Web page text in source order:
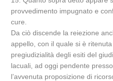
provvedimento impugnato e
cure.
Da ciò discende la reiezione
appello, con il quale si è
pregiudizialità degli esiti del
lacuali, ad oggi pendente
l’avvenuta proposizione di